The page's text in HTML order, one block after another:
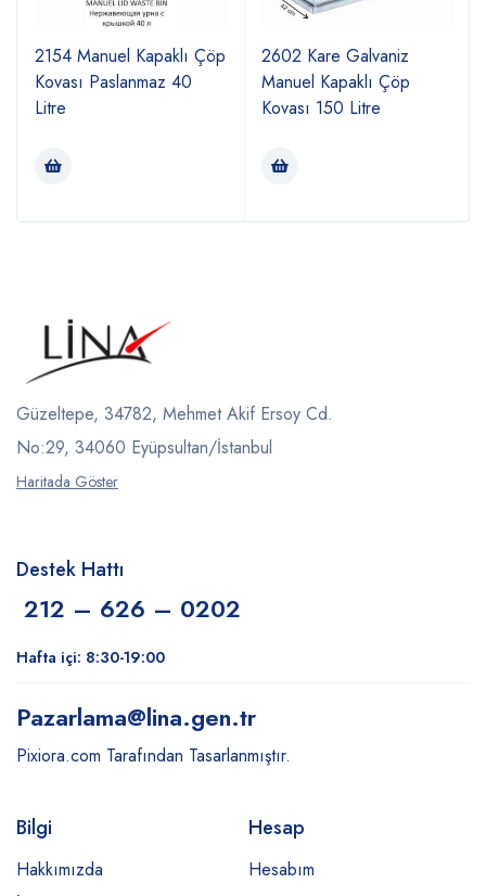
2154 Manuel Kapaklı Çöp
Kovası Paslanmaz 40
Litre
2602 Kare Galvaniz
Manuel Kapaklı Çöp
Kovası 150 Litre
Güzeltepe, 34782, Mehmet Akif Ersoy Cd.
No:29, 34060 Eyüpsultan/İstanbul
Haritada Göster
Destek Hattı
212 – 626 – 0202
Hafta içi: 8:30-19:00
Pazarlama@lina.gen.tr
Pixiora.com Tarafından Tasarlanmıştır.
Bilgi
Hakkımızda
Hesap
Hesabım